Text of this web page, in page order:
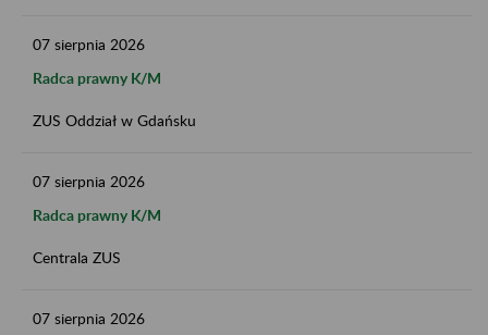
07 sierpnia 2026
Radca prawny K/M
ZUS Oddział w Gdańsku
07 sierpnia 2026
Radca prawny K/M
Centrala ZUS
07 sierpnia 2026